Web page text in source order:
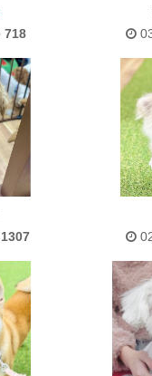
718
1307